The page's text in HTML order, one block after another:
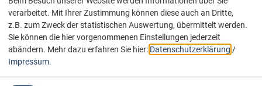
verarbeitet. Mit Ihrer Zustimmung können diese auch an Dritte,
z.B. zum Zweck der statistischen Auswertung, übermittelt werden.
Sie können die hier vorgenommenen Einstellungen jederzeit
abändern. Mehr dazu erfahren Sie hier: Datenschutzerklärung /
Impressum.